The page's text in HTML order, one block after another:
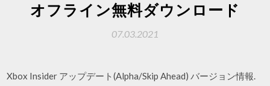
オフライン無料ダウンロード
07.03.2021
Xbox Insider アップデート(Alpha/Skip Ahead) バージョン情報.